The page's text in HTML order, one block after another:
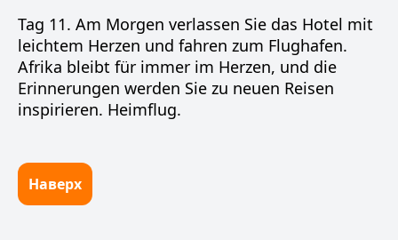
Tag 11. Am Morgen verlassen Sie das Hotel mit
leichtem Herzen und fahren zum Flughafen.
Afrika bleibt für immer im Herzen, und die
Erinnerungen werden Sie zu neuen Reisen
inspirieren. Heimflug.
Наверх